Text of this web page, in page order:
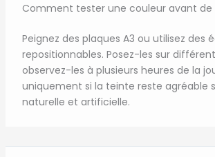
Comment tester une couleur avant de
Peignez des plaques A3 ou utilisez des
repositionnables. Posez-les sur
observez-les à plusieurs heures de la
uniquement si la teinte reste agréable
naturelle et artificielle.